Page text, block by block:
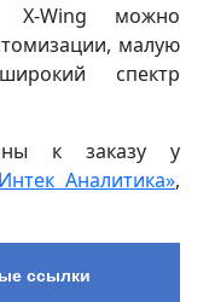
X-Wing можно
малую
спектр
к заказу у
Аналитика»,
ссылки